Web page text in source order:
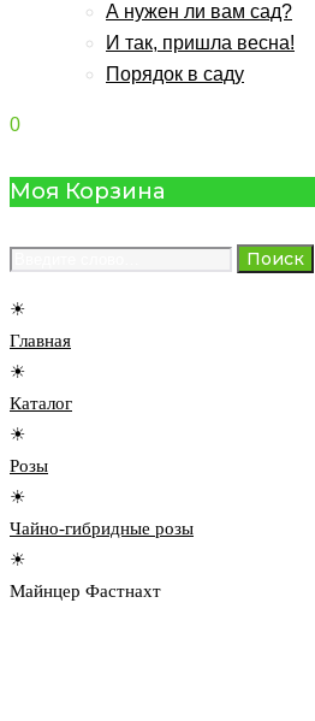
А нужен ли вам сад?
И так, пришла весна!
Порядок в саду
0
Моя Корзина
Поиск
☀
Главная
☀
Каталог
☀
Розы
☀
Чайно-гибридные розы
☀
Майнцер Фастнахт